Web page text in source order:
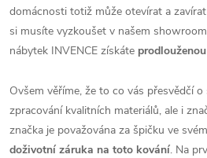
domácnosti totiž může otevírat a
si musíte vyzkoušet v našem
nábytek INVENCE získáte
Ovšem věříme, že to co vás přesvědčí
zpracování kvalitních materiálů, ale i
značka je považována za špičku ve
doživotní záruka na toto kování. Na